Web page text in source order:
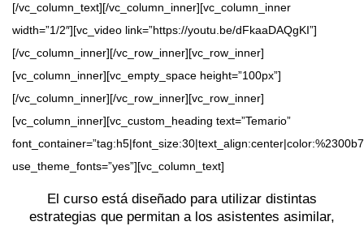
[/vc_column_text][/vc_column_inner][vc_column_inner
width=”1/2″][vc_video link=”https://youtu.be/dFkaaDAQgKI”]
[/vc_column_inner][/vc_row_inner][vc_row_inner]
[vc_column_inner][vc_empty_space height=”100px”]
[/vc_column_inner][/vc_row_inner][vc_row_inner]
[vc_column_inner][vc_custom_heading text=”Temario”
use_theme_fonts=”yes”][vc_column_text]
El curso está diseñado para utilizar distintas
estrategias que permitan a los asistentes asimilar,